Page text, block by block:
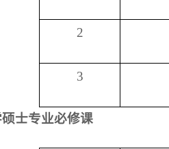
2
3
士专业必修课